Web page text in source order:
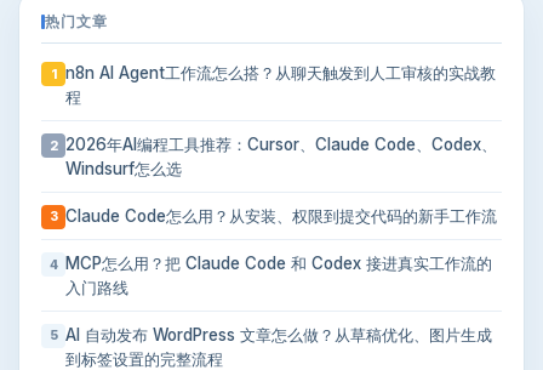
热门文章
1 n8n AI Agent工作流怎么搭？从聊天触发到人工审核的实战教
程
2 2026年AI编程工具推荐：Cursor、Claude Code、Codex、
Windsurf怎么选
3 Claude Code怎么用？从安装、权限到提交代码的新手工作流
4
MCP怎么用？把 Claude Code 和 Codex 接进真实工作流的
入门路线
5 AI 自动发布 WordPress 文章怎么做？从草稿优化、图片生成
到标签设置的完整流程